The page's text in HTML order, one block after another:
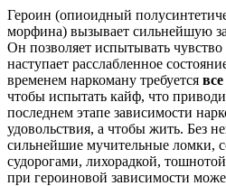
Героин (опиоидный
морфина) вызывает сильнейшую
Он позволяет испытывать
наступает расслабленное
временем наркоману требуется
чтобы испытать кайф, что
последнем этапе зависимости
удовольствия, а чтобы жить. Без
сильнейшие мучительные ломки,
судорогами, лихорадкой,
при героиновой зависимости